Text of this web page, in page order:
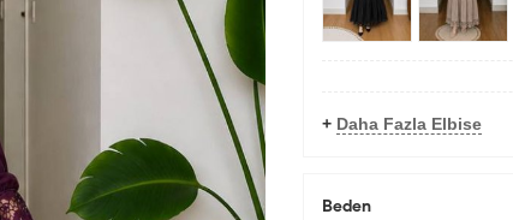
+ Daha Fazla Elbise
Beden